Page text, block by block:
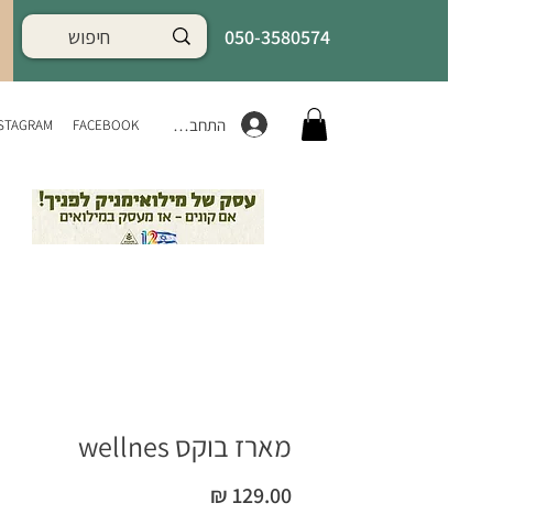
050-3580574
FACEBOOK התחברות
מארז בוקס wellnes